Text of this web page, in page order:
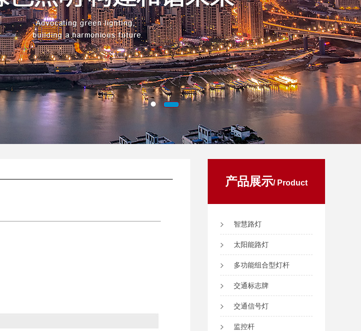
产品展示/ Product
智慧路灯
太阳能路灯
多功能组合型灯杆
交通标志牌
交通信号灯
监控杆